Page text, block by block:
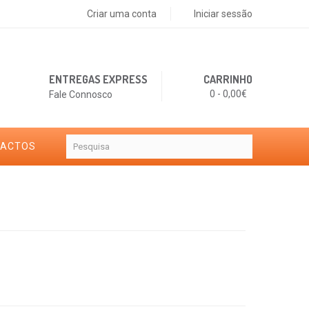
Criar uma conta Iniciar sessão
CARRINHO
0 - 0,00€
ENTREGAS EXPRESS
Fale Connosco